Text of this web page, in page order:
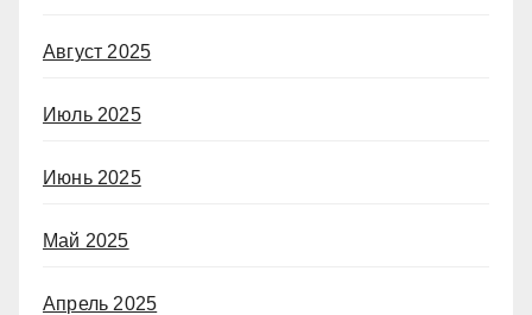
Август 2025
Июль 2025
Июнь 2025
Май 2025
Апрель 2025